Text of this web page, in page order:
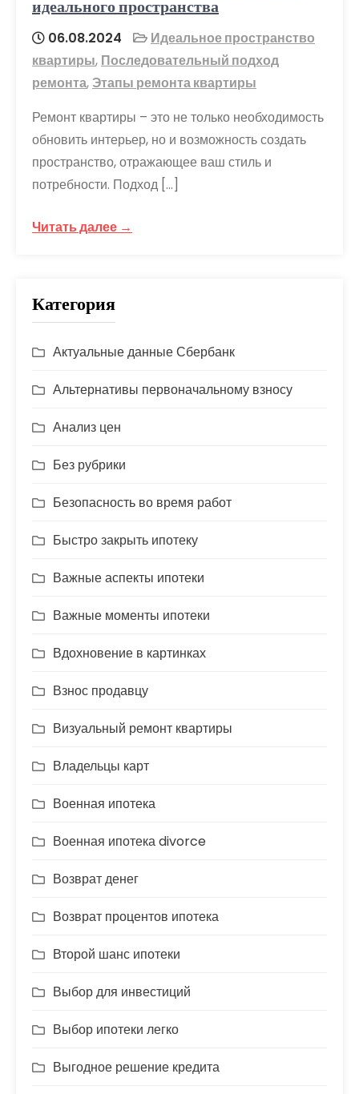
идеального пространства
06.08.2024
Идеальное пространство
квартиры, Последовательный подход
ремонта, Этапы ремонта квартиры
Ремонт квартиры – это не только необходимость
обновить интерьер, но и возможность создать
пространство, отражающее ваш стиль и
потребности. Подход […]
Читать далее →
Категория
Актуальные данные Сбербанк
Альтернативы первоначальному взносу
Анализ цен
Без рубрики
Безопасность во время работ
Быстро закрыть ипотеку
Важные аспекты ипотеки
Важные моменты ипотеки
Вдохновение в картинках
Взнос продавцу
Визуальный ремонт квартиры
Владельцы карт
Военная ипотека
Военная ипотека divorce
Возврат денег
Возврат процентов ипотека
Второй шанс ипотеки
Выбор для инвестиций
Выбор ипотеки легко
Выгодное решение кредита